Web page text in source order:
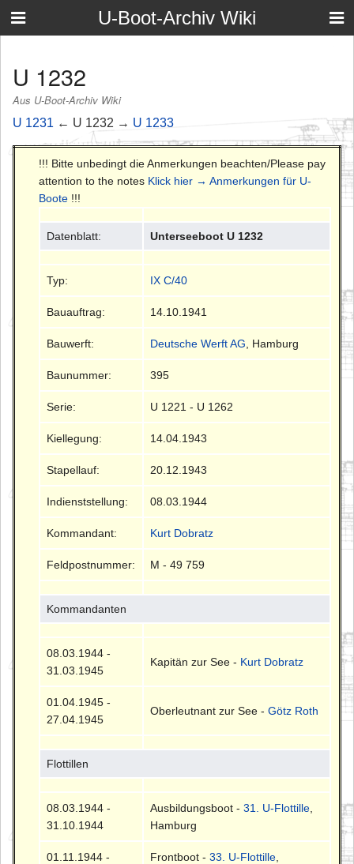
U-Boot-Archiv Wiki
U 1232
Aus U-Boot-Archiv Wiki
U 1231 ← U 1232 → U 1233
!!! Bitte unbedingt die Anmerkungen beachten/Please pay
attention to the notes Klick hier → Anmerkungen für U-
Boote !!!
Datenblatt: Unterseeboot U 1232
Typ: IX C/40
Bauauftrag: 14.10.1941
Bauwerft: Deutsche Werft AG , Hamburg
Baunummer: 395
Serie: U 1221 - U 1262
Kiellegung: 14.04.1943
Stapellauf: 20.12.1943
Indienststellung: 08.03.1944
Kommandant: Kurt Dobratz
Feldpostnummer: M - 49 759
Kommandanten
08.03.1944 -
31.03.1945
Kapitän zur See - Kurt Dobratz
01.04.1945 -
27.04.1945
Oberleutnant zur See -Götz Roth
Flottillen
08.03.1944 -
31.10.1944
Ausbildungsboot -31. U-Flottille
Hamburg
01.11.1944 -
Frontboot -33. U-Flottille